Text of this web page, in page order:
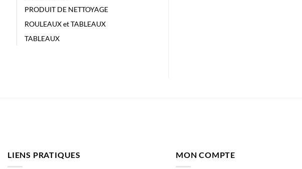
PRODUIT DE NETTOYAGE
ROULEAUX et TABLEAUX
TABLEAUX
LIENS PRATIQUES MON COMPTE